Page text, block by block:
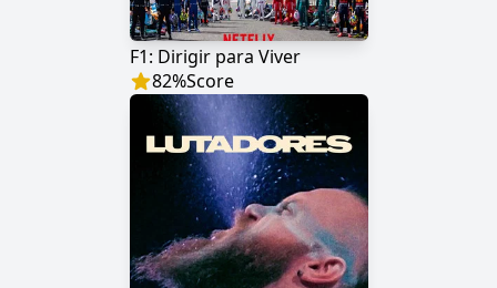
F1: Dirigir para Viver
82%Score